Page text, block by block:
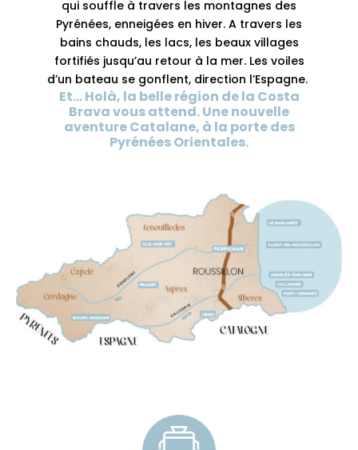
qui souffle à travers les montagnes des
Pyrénées, enneigées en hiver. A travers les
bains chauds, les lacs, les beaux villages
fortifiés jusqu’au retour à la mer. Les voiles
d’un bateau se gonflent, direction l’Espagne.
Et… Holà, la belle région de la Costa
Brava vous attend. Une nouvelle
aventure Catalane, à la porte des
Pyrénées Orientales.